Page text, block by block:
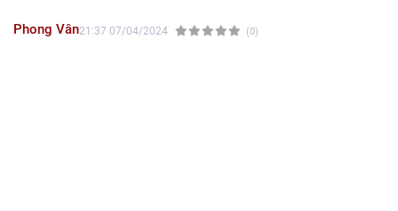
Phong Vân21:37 07/04/2024 (0)